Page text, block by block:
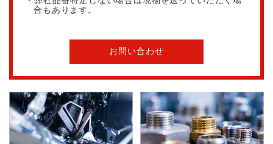
合もあります。
お問い合わせ